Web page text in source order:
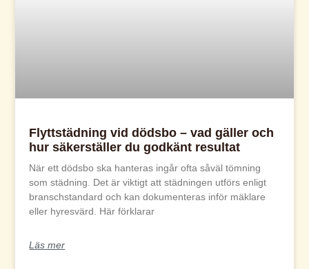
Flyttstädning vid dödsbo – vad gäller och
hur säkerställer du godkänt resultat
När ett dödsbo ska hanteras ingår ofta såväl tömning
som städning. Det är viktigt att städningen utförs enligt
branschstandard och kan dokumenteras inför mäklare
eller hyresvärd. Här förklarar
Läs mer